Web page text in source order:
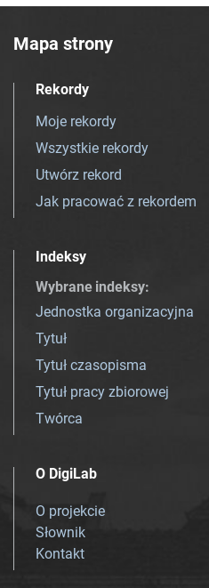
Mapa strony
Rekordy
Moje rekordy
Wszystkie rekordy
Utwórz rekord
Jak pracować z rekordem
Indeksy
Wybrane indeksy:
Jednostka organizacyjna
Tytuł
Tytuł czasopisma
Tytuł pracy zbiorowej
Twórca
O DigiLab
O projekcie
Słownik
Kontakt